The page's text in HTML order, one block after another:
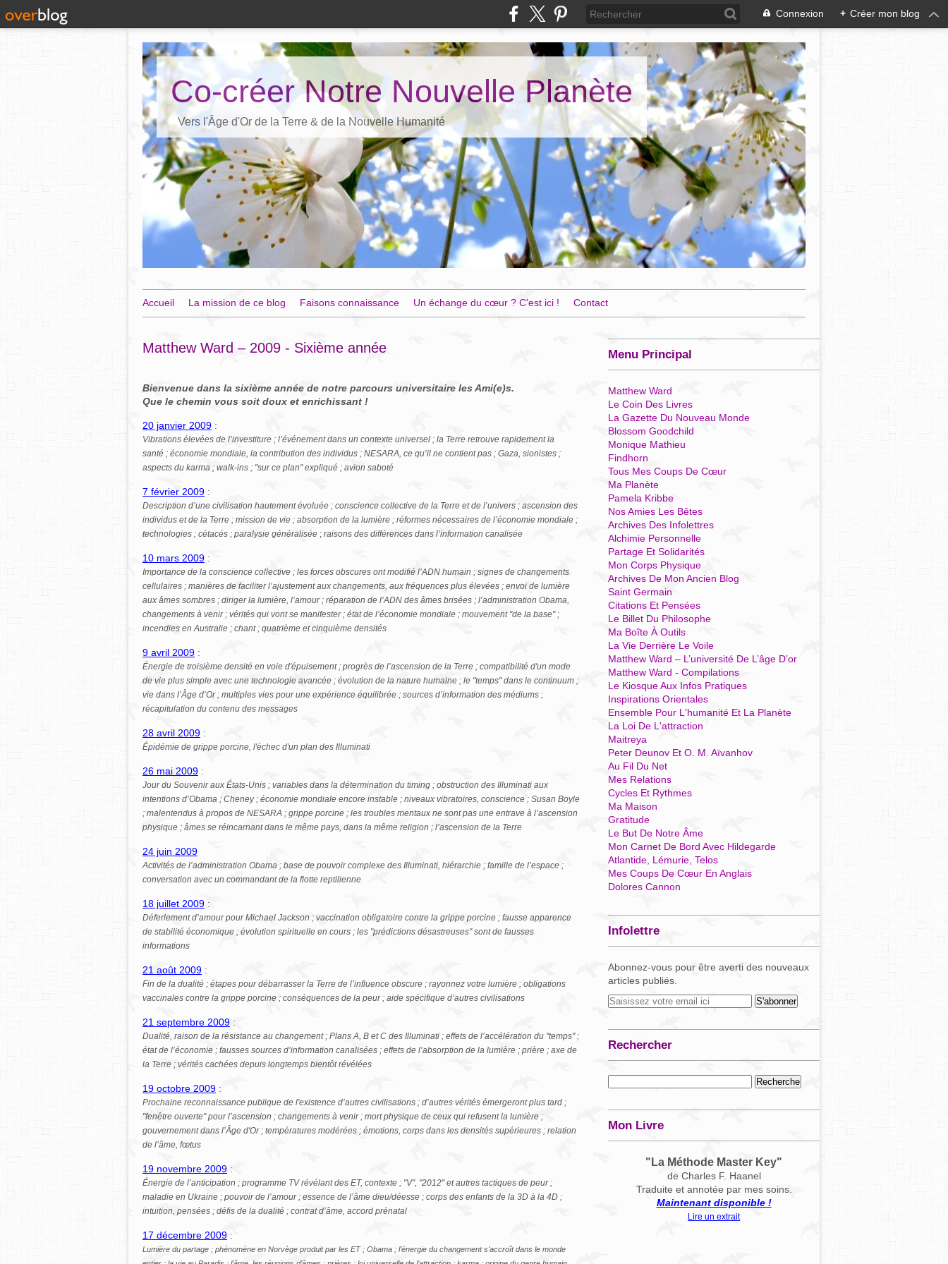
Connexion + Créer mon blog
Co-créer Notre Nouvelle Planète
Vers l'Âge d'Or de la Terre & de la Nouvelle Humanité
Accueil La mission de ce blog Faisons connaissance Un échange du cœur ? C'est ici ! Contact
Matthew Ward – 2009 - Sixième année
Bienvenue dans la sixième année de notre parcours universitaire les Ami(e)s.
Que le chemin vous soit doux et enrichissant !
20 janvier 2009 :
Vibrations élevées de l’investiture ; l’événement dans un contexte universel ; la Terre retrouve rapidement la
santé ; économie mondiale, la contribution des individus ; NESARA, ce qu’il ne contient pas ; Gaza, sionistes ;
aspects du karma ; walk-ins ; "sur ce plan" expliqué ; avion saboté
7 février 2009 :
Description d’une civilisation hautement évoluée ; conscience collective de la Terre et de l’univers ; ascension des
individus et de la Terre ; mission de vie ; absorption de la lumière ; réformes nécessaires de l’économie mondiale ;
technologies ; cétacés ; paralysie généralisée ; raisons des différences dans l’information canalisée
10 mars 2009 :
Importance de la conscience collective ; les forces obscures ont modifié l’ADN humain ; signes de changements
cellulaires ; manières de faciliter l’ajustement aux changements, aux fréquences plus élevées ; envoi de lumière
aux âmes sombres ; diriger la lumière, l’amour ; réparation de l’ADN des âmes brisées ; l’administration Obama,
changements à venir ; vérités qui vont se manifester ; état de l’économie mondiale ; mouvement "de la base" ;
incendies en Australie ; chant ; quatrième et cinquième densités
9 avril 2009 :
Énergie de troisième densité en voie d'épuisement ; progrès de l’ascension de la Terre ; compatibilité d'un mode
de vie plus simple avec une technologie avancée ; évolution de la nature humaine ; le "temps" dans le continuum ;
vie dans l’Âge d’Or ; multiples vies pour une expérience équilibrée ; sources d’information des médiums ;
récapitulation du contenu des messages
28 avril 2009 :
Épidémie de grippe porcine, l'échec d'un plan des Illuminati
26 mai 2009 :
Jour du Souvenir aux États-Unis ; variables dans la détermination du timing ; obstruction des Illuminati aux
intentions d’Obama ; Cheney ; économie mondiale encore instable ; niveaux vibratoires, conscience ; Susan Boyle
; malentendus à propos de NESARA ; grippe porcine ; les troubles mentaux ne sont pas une entrave à l’ascension
physique ; âmes se réincarnant dans le même pays, dans la même religion ; l’ascension de la Terre
24 juin 2009
Activités de l’administration Obama ; base de pouvoir complexe des Illuminati, hiérarchie ; famille de l’espace ;
conversation avec un commandant de la flotte reptilienne
18 juillet 2009 :
Déferlement d’amour pour Michael Jackson ; vaccination obligatoire contre la grippe porcine ; fausse apparence
de stabilité économique ; évolution spirituelle en cours ; les "prédictions désastreuses" sont de fausses
informations
21 août 2009 :
Fin de la dualité ; étapes pour débarrasser la Terre de l’influence obscure ; rayonnez votre lumière ; obligations
vaccinales contre la grippe porcine ; conséquences de la peur ; aide spécifique d’autres civilisations
21 septembre 2009 :
Dualité, raison de la résistance au changement ; Plans A, B et C des Illuminati ; effets de l’accélération du "temps" ;
état de l’économie ; fausses sources d’information canalisées ; effets de l’absorption de la lumière ; prière ; axe de
la Terre ; vérités cachées depuis longtemps bientôt révélées
19 octobre 2009 :
Prochaine reconnaissance publique de l'existence d’autres civilisations ; d’autres vérités émergeront plus tard ;
"fenêtre ouverte" pour l’ascension ; changements à venir ; mort physique de ceux qui refusent la lumière ;
gouvernement dans l’Âge d'Or ; températures modérées ; émotions, corps dans les densités supérieures ; relation
de l’âme, fœtus
19 novembre 2009 :
Énergie de l’anticipation ; programme TV révélant des ET, contexte ; "V", "2012" et autres tactiques de peur ;
maladie en Ukraine ; pouvoir de l’amour ; essence de l’âme dieu/déesse ; corps des enfants de la 3D à la 4D ;
intuition, pensées ; défis de la dualité ; contrat d’âme, accord prénatal
17 décembre 2009 :
Lumière du partage ; phénomène en Norvège produit par les ET ; Obama ; l’énergie du changement s'accroît dans le monde
Menu Principal
Matthew Ward
Le Coin Des Livres
La Gazette Du Nouveau Monde
Blossom Goodchild
Monique Mathieu
Findhorn
Tous Mes Coups De Cœur
Ma Planète
Pamela Kribbe
Nos Amies Les Bêtes
Archives Des Infolettres
Alchimie Personnelle
Partage Et Solidarités
Mon Corps Physique
Archives De Mon Ancien Blog
Saint Germain
Citations Et Pensées
Le Billet Du Philosophe
Ma Boîte À Outils
La Vie Derrière Le Voile
Matthew Ward – L’université De L’âge D’or
Matthew Ward - Compilations
Le Kiosque Aux Infos Pratiques
Inspirations Orientales
Ensemble Pour L'humanité Et La Planète
La Loi De L'attraction
Maitreya
Peter Deunov Et O. M. Aïvanhov
Au Fil Du Net
Mes Relations
Cycles Et Rythmes
Ma Maison
Gratitude
Le But De Notre Âme
Mon Carnet De Bord Avec Hildegarde
Atlantide, Lémurie, Telos
Mes Coups De Cœur En Anglais
Dolores Cannon
Infolettre
Abonnez-vous pour être averti des nouveaux
articles publiés.
Rechercher
Mon Livre
"La Méthode Master Key"
de Charles F. Haanel
Traduite et annotée par mes soins.
Maintenant disponible !
Lire un extrait